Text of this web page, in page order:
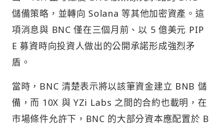
儲備策略，並轉向 Solana 等其他加密資產。這
項消息與 BNC 僅在三個月前、以 5 億美元 PIP
E 募資時向投資人做出的公開承諾形成強烈矛
盾。
當時，BNC 清楚表示將以該筆資金建立 BNB 儲
備，而 10X 與 YZi Labs 之間的合約也載明，在
市場條件允許下，BNC 的大部分資本應配置於 B